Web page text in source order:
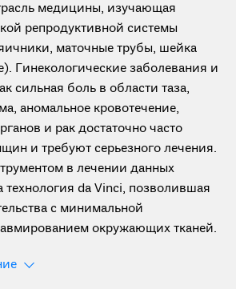
медицины, изучающая
репродуктивной системы
маточные трубы, шейка
Гинекологические заболевания и
сильная боль в области таза,
аномальное кровотечение,
и рак достаточно часто
и требуют серьезного лечения.
в лечении данных
технология da Vinci, позволившая
с минимальной
окружающих тканей.